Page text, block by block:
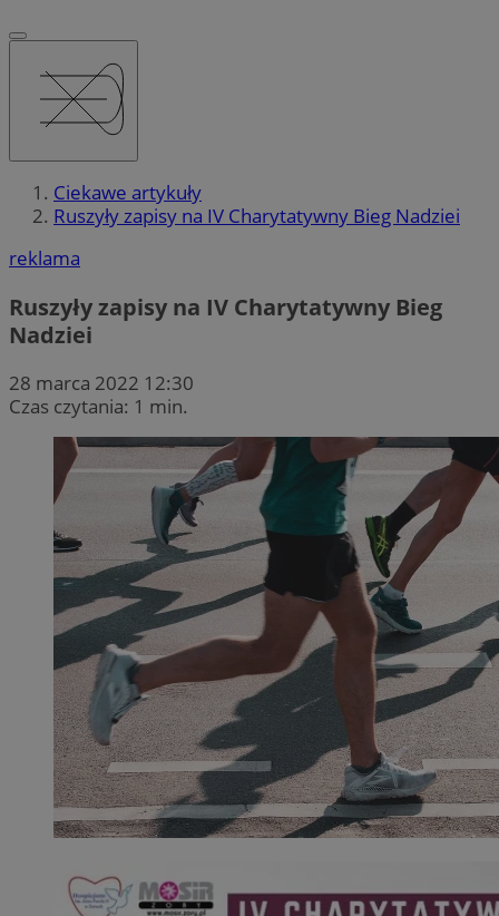
Ciekawe artykuły
Ruszyły zapisy na IV Charytatywny Bieg Nadziei
reklama
Ruszyły zapisy na IV Charytatywny Bieg
Nadziei
28 marca 2022 12:30
Czas czytania: 1 min.